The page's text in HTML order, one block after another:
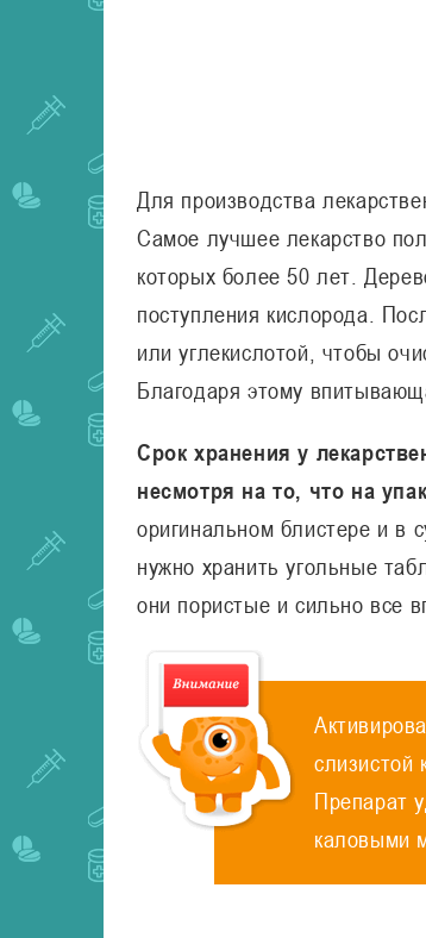
Для производства
Самое лучшее лекарство
которых более 50 лет.
поступления кислорода.
или углекислотой, чтобы
Благодаря этому
Срок хранения у
несмотря на то, что на
оригинальном блистере и в
нужно хранить угольные
они пористые и сильно все
слизистой
Препарат
каловыми